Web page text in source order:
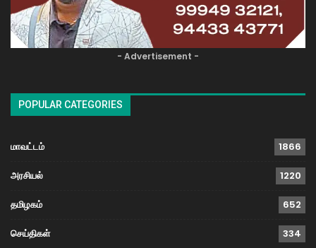
- Advertisement -
POPULAR CATEGORIES
மாவட்டம் 1866
அரசியல் 1220
தமிழகம் 652
செய்திகள் 334